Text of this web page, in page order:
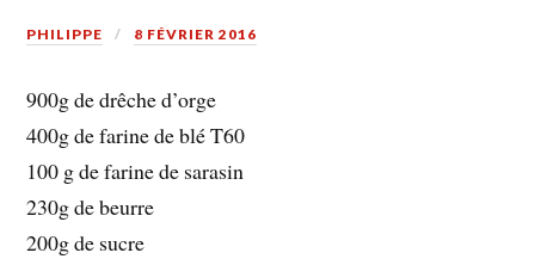
PHILIPPE 8 FÉVRIER 2016
900g de drêche d’orge
400g de farine de blé T60
100 g de farine de sarasin
230g de beurre
200g de sucre